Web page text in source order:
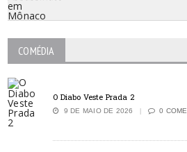
COMÉDIA
O Diabo Veste Prada 2
9 DE MAIO DE 2026 0